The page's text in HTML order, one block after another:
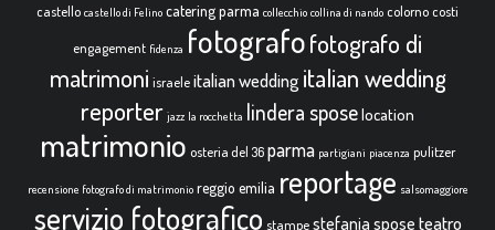
castello castello di Felino catering parma collecchio collina di nando colorno costi
engagement fidenza fotografofotografo di
matrimoni israele italian wedding italian wedding
reporter jazz la rocchetta lindera sposelocation
matrimonio osteria del 36parma partigiani piacenza pulitzer
recensione fotografo di matrimonio reggio emilia reportage salsomaggiore
servizio fotografico stampe stefania spose teatro